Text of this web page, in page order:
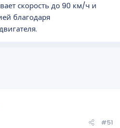
скорость до 90 км/ч и
благодаря
#51